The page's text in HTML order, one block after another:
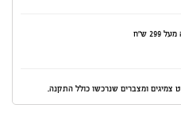
ש"ח
צמיגים ומצברים שנרכשו כולל התקנה.